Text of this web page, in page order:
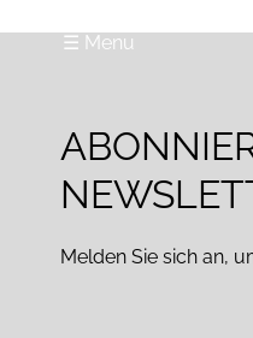
☰ Menu
Melden Sie sich an,